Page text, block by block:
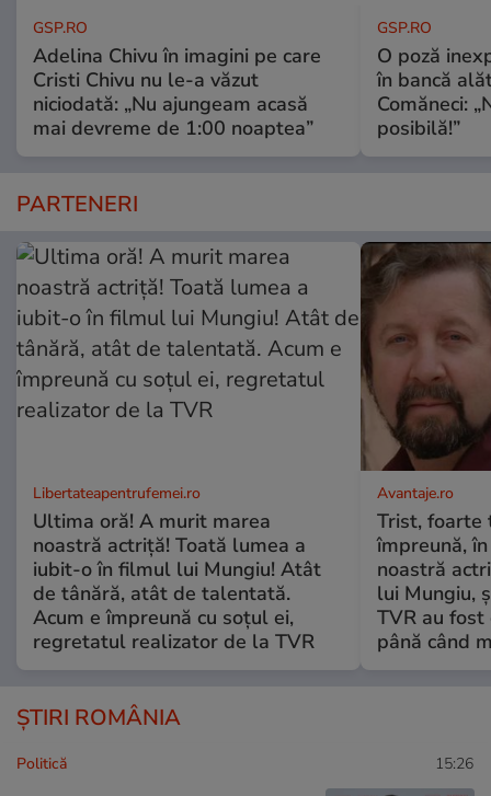
GSP.RO
Adelina Chivu în imagini pe care
Cristi Chivu nu le-a văzut
niciodată: „Nu ajungeam acasă
mai devreme de 1:00 noaptea”
GSP.RO
O poză
în bancă
Comăneci:
posibilă!”
PARTENERI
Libertateapentrufemei.ro
Ultima oră! A murit marea
noastră actriță! Toată lumea a
iubit-o în filmul lui Mungiu! Atât
de tânără, atât de talentată.
Acum e împreună cu soțul ei,
regretatul realizator de la TVR
Avantaje.ro
Trist, foarte
împreună,
noastră
lui Mungiu,
TVR au
până când
ȘTIRI ROMÂNIA
Politică 15:26